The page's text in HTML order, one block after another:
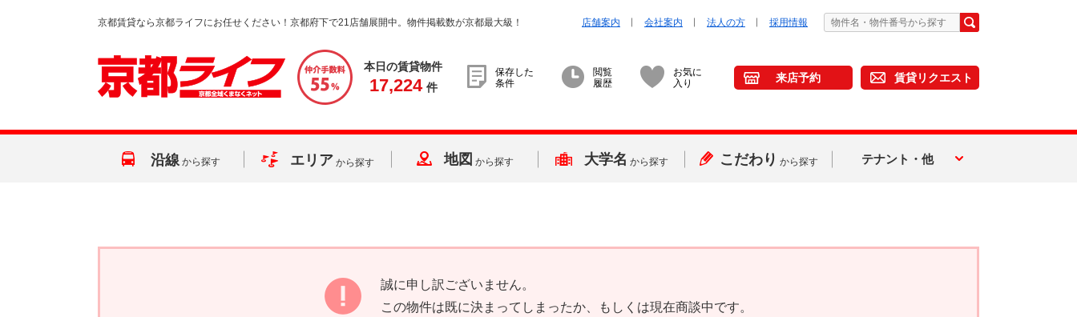
京都賃貸なら京都ライフにお任せください！京都府下で21店舗展開中。物件掲載数が京都最大級！ 店舗案内 会社案内 法人の方 採用情報
本日の賃貸物件
17,224 件
保存した
条件
閲覧
履歴
お気に
入り
来店予約 賃貸リクエスト
沿線 から探す エリア から探す 地図 から探す 大学名 から探す こだわり から探す テナント・他
誠に申し訳ございません。
この物件は既に決まってしまったか、もしくは現在商談中です。